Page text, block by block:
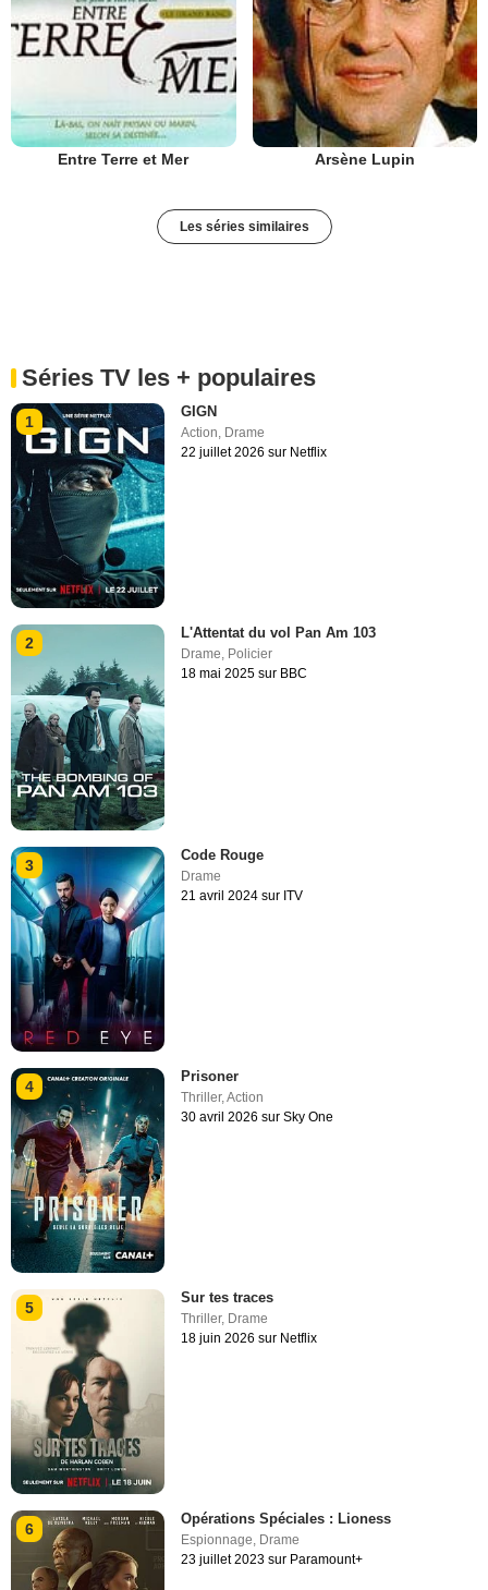
Entre Terre et Mer Arsène Lupin
Les séries similaires
Séries TV les + populaires
1
GIGN
Action, Drame
22 juillet 2026 sur Netflix
2
L'Attentat du vol Pan Am 103
Drame, Policier
18 mai 2025 sur BBC
3
Code Rouge
Drame
21 avril 2024 sur ITV
4
Prisoner
Thriller,Action
30 avril 2026 sur Sky One
5
Sur tes traces
Thriller, Drame
18 juin 2026 sur Netflix
6
Opérations Spéciales : Lioness
Espionnage, Drame
23 juillet 2023 sur Paramount+